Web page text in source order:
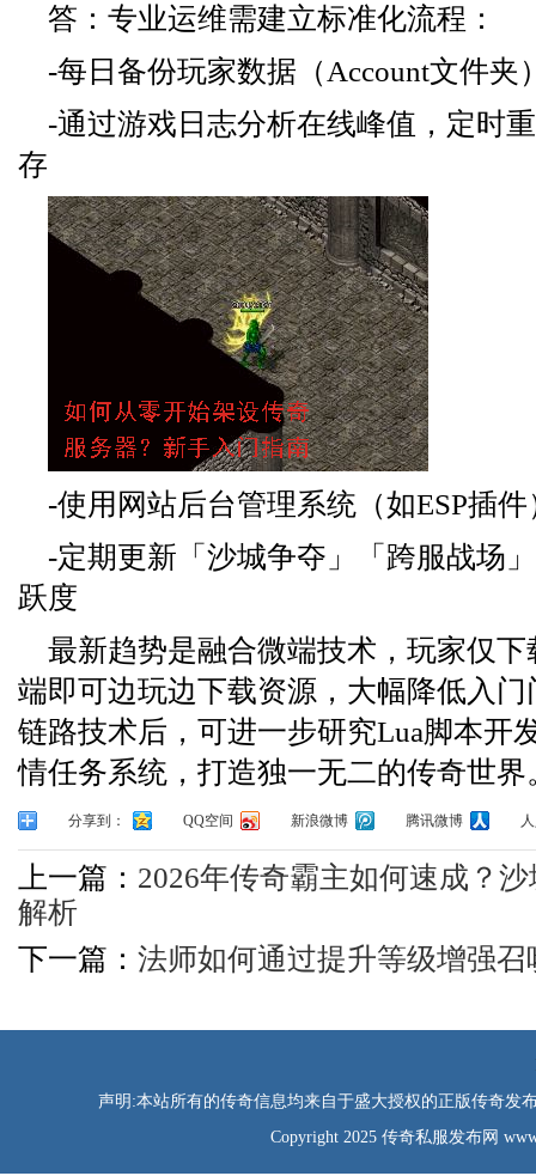
答：专业运维需建立标准化流程：
-每日备份玩家数据（Account文件夹
-通过游戏日志分析在线峰值，定时
存
-使用网站后台管理系统（如ESP插
-定期更新「沙城争夺」「跨服战场
跃度
最新趋势是融合微端技术，玩家仅
端即可边玩边下载资源，大幅降低入
链路技术后，可进一步研究Lua脚本开
情任务系统，打造独一无二的传奇世界
分享到： QQ空间 新浪微博 腾讯微博
上一篇： 2026年传奇霸主如何速成？
解析
下一篇： 法师如何通过提升等级增强召
声明:本站所有的传奇信息均来自于盛大授权的正版传奇发
Copyright 2025 传奇私服发布网